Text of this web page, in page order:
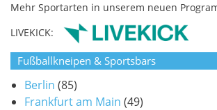
Mehr Sportarten in unserem neuen
LIVEKICK:
Fußballkneipen & Sportsbars
Berlin (85)
Frankfurt am Main (49)